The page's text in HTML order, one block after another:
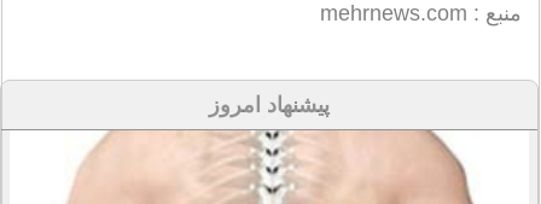
منبع : mehrnews.com
پیشنهاد امروز